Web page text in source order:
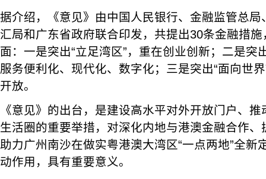
据介绍，《意见》由中国人民银行、金融监管总
汇局和广东省政府联合印发，共提出30条金融措
面：一是突出“立足湾区”，重在创业创新；二是突
服务便利化、现代化、数字化；三是突出“面向世
开放。
《意见》的出台，是建设高水平对外开放门户、
生活圈的重要举措，对深化内地与港澳金融合作
助力广州南沙在做实粤港澳大湾区“一点两地”全新
动作用，具有重要意义。